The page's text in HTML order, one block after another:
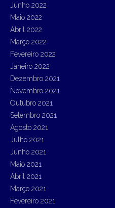
Junho 2022
Maio 2022
Abril 2022
Março 2022
Fevereiro 2022
Janeiro 2022
Dezembro 2021
Novembro 2021
Outubro 2021
Setembro 2021
Agosto 2021
Julho 2021
Junho 2021
Maio 2021
Abril 2021
Março 2021
Fevereiro 2021